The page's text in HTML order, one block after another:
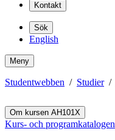
Kontakt
Sök
English
Meny
Studentwebben Studier
Om kursen AH101X
Kurs- och programkatalogen